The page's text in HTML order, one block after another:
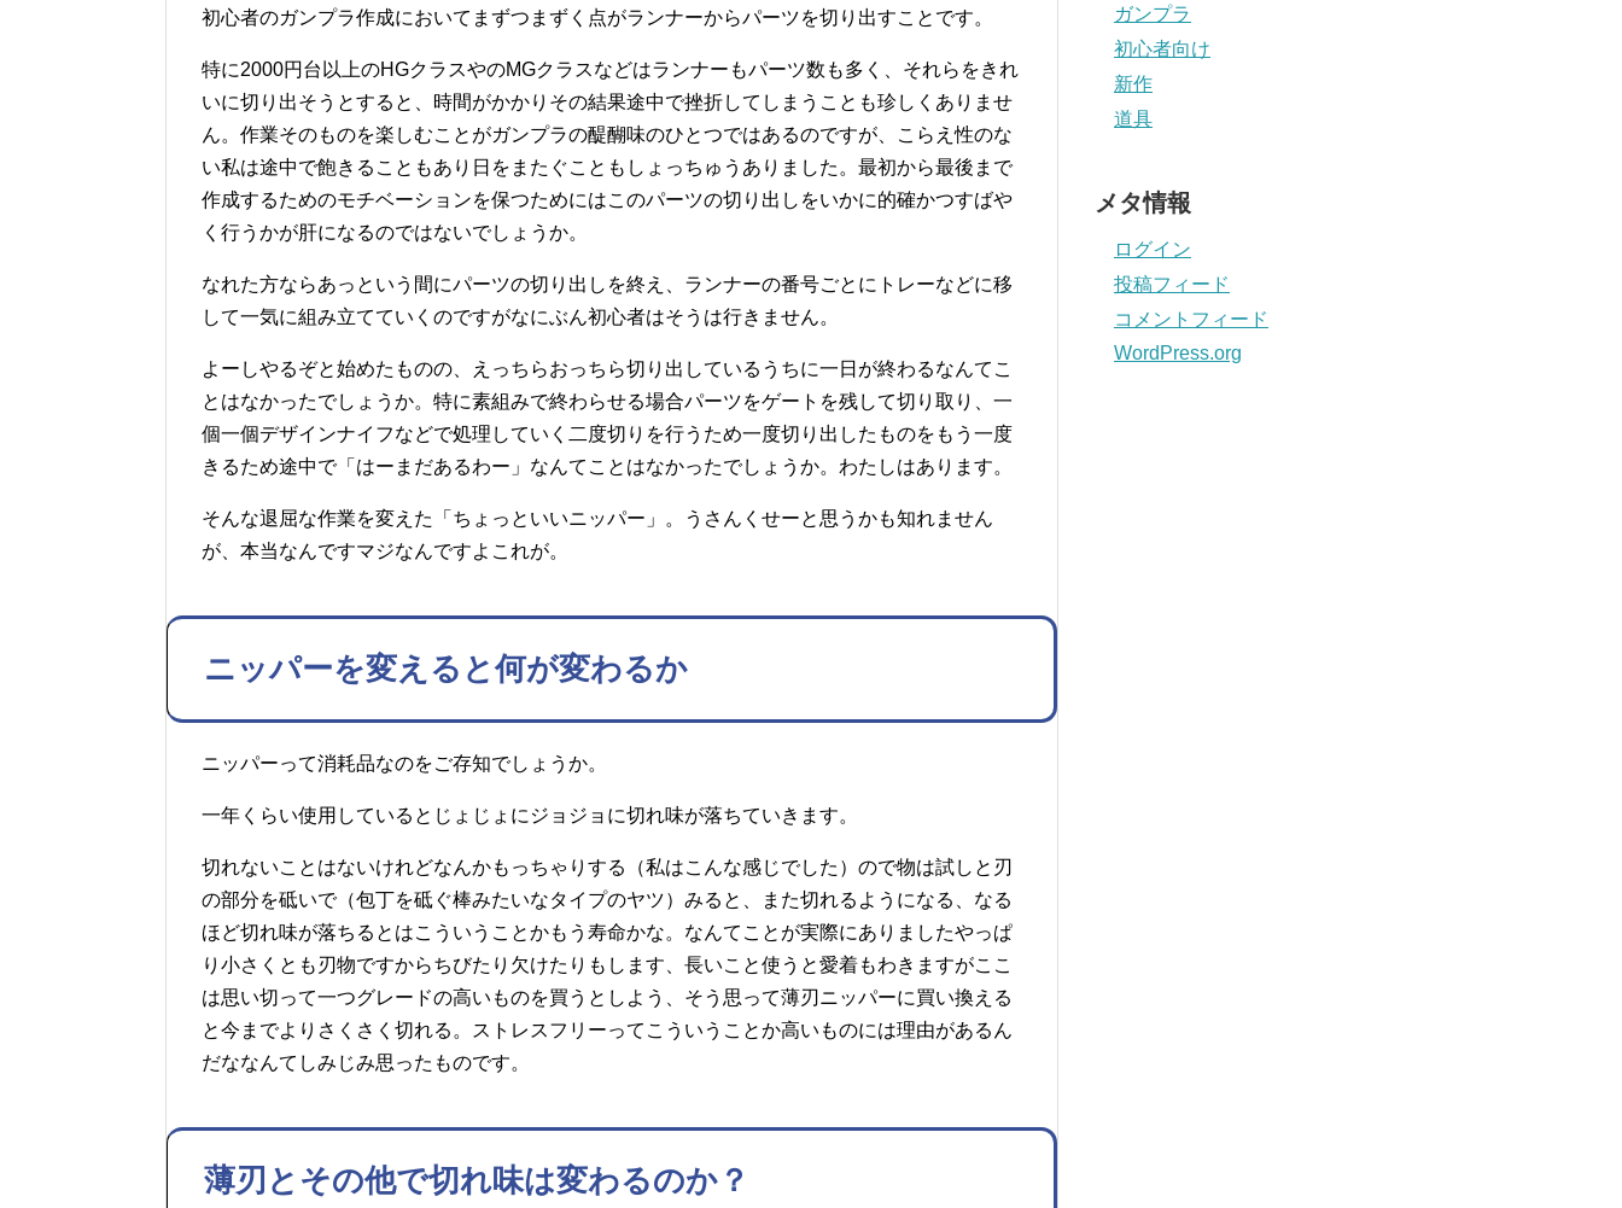
初心者のガンプラ作成においてまずつまずく点がランナーからパーツを切り出すことです。
特に2000円台以上のHGクラスやのMGクラスなどはランナーもパーツ数も多く、それらをきれ
いに切り出そうとすると、時間がかかりその結果途中で挫折してしまうことも珍しくありませ
ん。作業そのものを楽しむことがガンプラの醍醐味のひとつではあるのですが、こらえ性のな
い私は途中で飽きることもあり日をまたぐこともしょっちゅうありました。最初から最後まで
作成するためのモチベーションを保つためにはこのパーツの切り出しをいかに的確かつすばや
く行うかが肝になるのではないでしょうか。
なれた方ならあっという間にパーツの切り出しを終え、ランナーの番号ごとにトレーなどに移
して一気に組み立てていくのですがなにぶん初心者はそうは行きません。
よーしやるぞと始めたものの、えっちらおっちら切り出しているうちに一日が終わるなんてこ
とはなかったでしょうか。特に素組みで終わらせる場合パーツをゲートを残して切り取り、一
個一個デザインナイフなどで処理していく二度切りを行うため一度切り出したものをもう一度
きるため途中で「はーまだあるわー」なんてことはなかったでしょうか。わたしはあります。
そんな退屈な作業を変えた「ちょっといいニッパー」。うさんくせーと思うかも知れません
が、本当なんですマジなんですよこれが。
ニッパーを変えると何が変わるか
ニッパーって消耗品なのをご存知でしょうか。
一年くらい使用しているとじょじょにジョジョに切れ味が落ちていきます。
切れないことはないけれどなんかもっちゃりする（私はこんな感じでした）ので物は試しと刃
の部分を砥いで（包丁を砥ぐ棒みたいなタイプのヤツ）みると、また切れるようになる、なる
ほど切れ味が落ちるとはこういうことかもう寿命かな。なんてことが実際にありましたやっぱ
り小さくとも刃物ですからちびたり欠けたりもします、長いこと使うと愛着もわきますがここ
は思い切って一つグレードの高いものを買うとしよう、そう思って薄刃ニッパーに買い換える
と今までよりさくさく切れる。ストレスフリーってこういうことか高いものには理由があるん
だななんてしみじみ思ったものです。
薄刃とその他で切れ味は変わるのか？
ガンプラ
初心者向け
新作
道具
メタ情報
ログイン
投稿フィード
コメントフィード
WordPress.org